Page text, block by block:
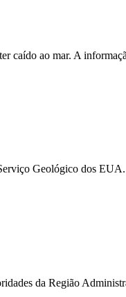
caído ao mar. A
Geológico dos
da Região